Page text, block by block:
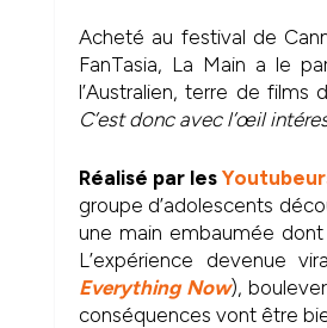
Acheté au festival de
FanTasia, La Main a le
l’Australien, terre de
C’est donc avec l’œil
Réalisé par les
groupe d’adolescents
une main embaumée
L’expérience devenue
Everything Now),
conséquences vont être